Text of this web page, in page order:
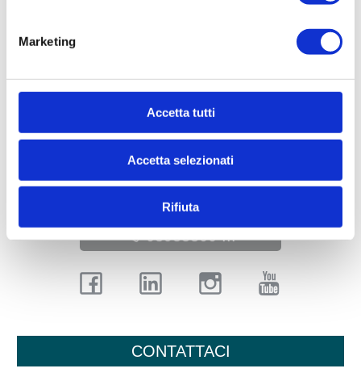
Marketing
Accetta tutti
Accetta selezionati
Rifiuta
SOGIM MONZA
P.IVA: 02533900961
monza@sogim.it
03988800 ...
CONTATTACI